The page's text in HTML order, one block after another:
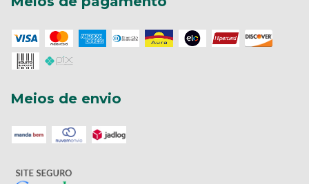
Meios de envio